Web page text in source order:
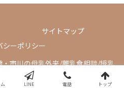
サイトマップ
シーポリシー
市川の母乳外来/離乳食相談/授乳
LINE 電話 トップ